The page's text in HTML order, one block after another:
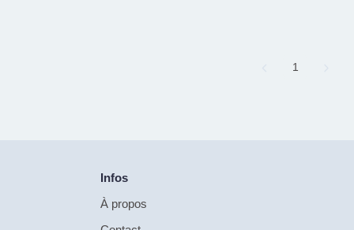
Page
1
Infos
À propos